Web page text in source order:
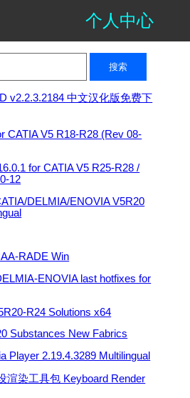
个人中心
v2.2.3.2184 中文汉化版免费下
CATIA V5 R18-R28 (Rev 08-
for CATIA V5 R25-R28 /
12
DELMIA/ENOVIA V5R20
RADE Win
ENOVIA last hotfixes for
R24 Solutions x64
Substances New Fabrics
Player 2.19.4.3289 Multilingual
渲染工具包 Keyboard Render